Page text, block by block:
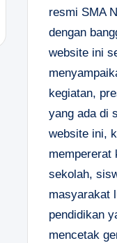
resmi SMA
dengan
website ini
kegiatan,
yang ada di
website ini,
mempererat
sekolah,
masyarakat
pendidikan
mencetak